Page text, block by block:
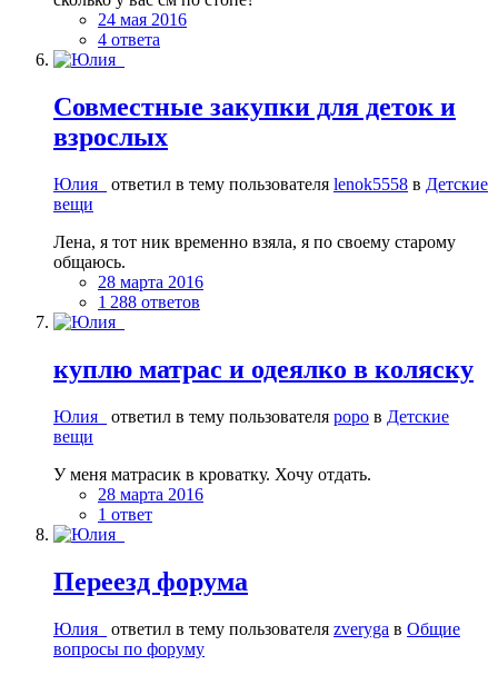
24 мая 2016
4 ответа
Совместные закупки для деток и
взрослых
Юлия_ ответил в тему пользователя lenok5558 в Детские
вещи
Лена, я тот ник временно взяла, я по своему старому
общаюсь.
28 марта 2016
1 288 ответов
куплю матрас и одеялко в коляску
Юлия_ ответил в тему пользователя popo в Детские
вещи
У меня матрасик в кроватку. Хочу отдать.
28 марта 2016
1 ответ
Переезд форума
Юлия_ ответил в тему пользователя zveryga в Общие
вопросы по форуму